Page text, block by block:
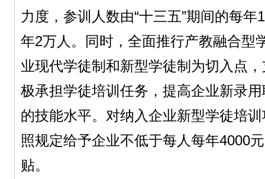
力度，参训人数由“十三五”期间的每年
年2万人。同时，全面推行产教融合型
业现代学徒制和新型学徒制为切入点
极承担学徒培训任务，提高企业新录
的技能水平。对纳入企业新型学徒培
照规定给予企业不低于每人每年4000
贴。